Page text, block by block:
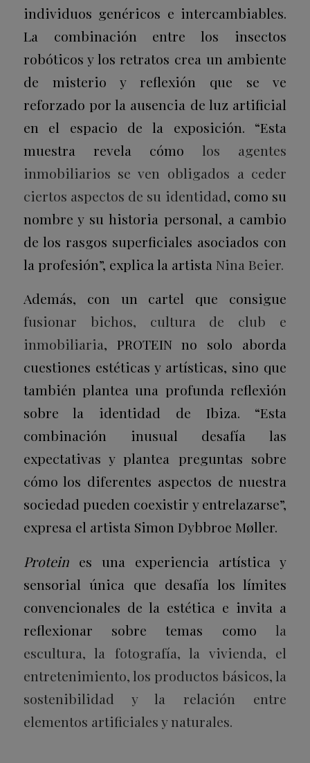
individuos genéricos e intercambiables.
La combinación entre los insectos
robóticos y los retratos crea un ambiente
de misterio y reflexión que se ve
reforzado por la ausencia de luz artificial
en el espacio de la exposición. “Esta
muestra revela cómo los agentes
inmobiliarios se ven obligados a ceder
ciertos aspectos de su identidad, como su
nombre y su historia personal, a cambio
de los rasgos superficiales asociados con
la profesión”, explica la artista Nina Beier.
Además, con un cartel que consigue
fusionar bichos, cultura de club e
inmobiliaria, PROTEIN no solo aborda
cuestiones estéticas y artísticas, sino que
también plantea una profunda reflexión
sobre la identidad de Ibiza. “Esta
combinación inusual desafía las
expectativas y plantea preguntas sobre
cómo los diferentes aspectos de nuestra
sociedad pueden coexistir y entrelazarse”,
expresa el artista Simon Dybbroe Møller.
Proteines una experiencia artística y
sensorial única que desafía los límites
convencionales de la estética e invita a
reflexionar sobre temas como la
escultura, la fotografía, la vivienda, el
entretenimiento, los productos básicos, la
sostenibilidad y la relación entre
elementos artificiales y naturales.